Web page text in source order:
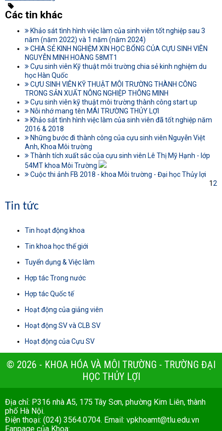
Các tin khác
Khảo sát tình hình việc làm của sinh viên tốt nghiệp sau 3
năm (năm 2022) và 1 năm (năm 2024)
CHIA SẺ KINH NGHIỆM XIN HỌC BỔNG CỦA CỰU SINH VIÊN
NGUYỄN MINH HOÀNG 58MT1
Cựu sinh viên Kỹ thuật môi trường chia sẻ kinh nghiệm du
học Hàn Quốc
CỰU SINH VIÊN KỸ THUẬT MÔI TRƯỜNG THÀNH CÔNG
TRONG SẢN XUẤT NÔNG NGHIỆP THÔNG MINH
Cựu sinh viên kỹ thuật môi trường thành công start up
Nỗi nhớ mang tên MÁI TRƯỜNG THỦY LỢI
Khảo sát tình hình việc làm của sinh viên đã tốt nghiệp năm
2016 & 2018
Những bước đi thành công của cựu sinh viên Nguyễn Việt
Anh, Khoa Môi trường
Thành tích xuất sắc của cựu sinh viên Lê Thị Mỹ Hạnh - lớp
54MT khoa Môi Trường
Cuộc thi ảnh FB 2018 - khoa Môi trường - Đại học Thủy lợi
12
Tin tức
Tin hoạt động khoa
Tin khoa học thế giới
Tuyển dụng & Việc làm
Hợp tác Trong nước
Hợp tác Quốc tế
Hoạt động của giảng viên
Hoạt động SV và CLB SV
Hoạt động của Cựu SV
© 2026 - KHOA HÓA VÀ MÔI TRƯỜNG - TRƯỜNG ĐẠI
HỌC THỦY LỢI
Địa chỉ: P316 nhà A5, 175 Tây Sơn, phường Kim Liên, thành
phố Hà Nội.
Điện thoại: (024) 3564.0704. Email: vpkhoamt@tlu.edu.vn
Fanpage của Khoa: